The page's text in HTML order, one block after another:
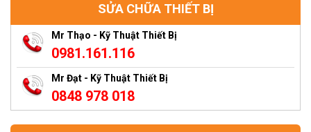
SỬA CHỮA THIẾT BỊ
Mr Thạo - Kỹ Thuật Thiết Bị
0981.161.116
Mr Đạt - Kỹ Thuật Thiết Bị
0848 978 018